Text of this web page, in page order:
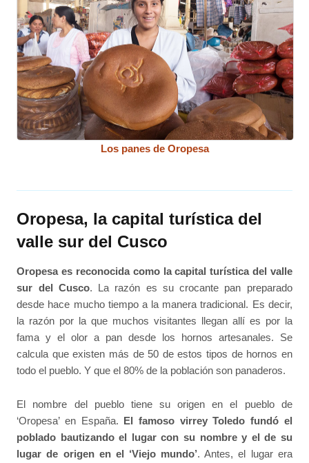
Los panes de Oropesa
Oropesa, la capital turística del
valle sur del Cusco
Oropesa es reconocida como la capital turística del valle
sur del Cusco. La razón es su crocante pan preparado
desde hace mucho tiempo a la manera tradicional. Es decir,
la razón por la que muchos visitantes llegan allí es por la
fama y el olor a pan desde los hornos artesanales. Se
calcula que existen más de 50 de estos tipos de hornos en
todo el pueblo. Y que el 80% de la población son panaderos.
El nombre del pueblo tiene su origen en el pueblo de
‘Oropesa’ en España. El famoso virrey Toledo fundó el
poblado bautizando el lugar con su nombre y el de su
lugar de origen en el ‘Viejo mundo’. Antes, el lugar era